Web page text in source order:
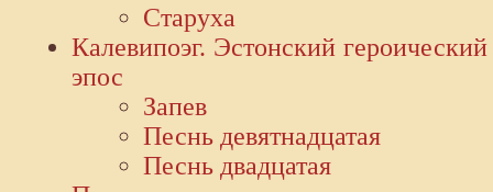
Старуха
Калевипоэг. Эстонский героический
эпос
Запев
Песнь девятнадцатая
Песнь двадцатая